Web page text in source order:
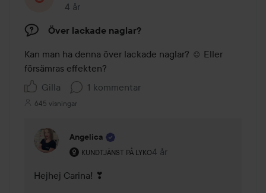
4 år
Inlägget skapades 4 år
Över lackade naglar?
Kan man ha denna över lackade naglar? ☺️ Eller
försämras effekten?
Gilla
1 kommentar
645 visningar
Angelica
KUNDTJÄNST PÅ LYKO
Användarens roll: Kundtjänst på Lyko.
4 år
Kommentaren lades 4 år
Hejhej Carina! ❣